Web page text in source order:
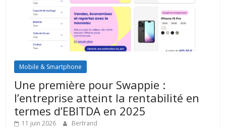
Mobile & Smartphone
Une première pour Swappie :
l’entreprise atteint la rentabilité en
termes d’EBITDA en 2025
11 juin 2026 Bertrand